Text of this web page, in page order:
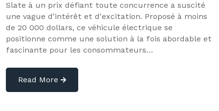
Slate à un prix défiant toute concurrence a suscité
une vague d'intérêt et d'excitation. Proposé à moins
de 20 000 dollars, ce véhicule électrique se
positionne comme une solution à la fois abordable et
fascinante pour les consommateurs…
Read More